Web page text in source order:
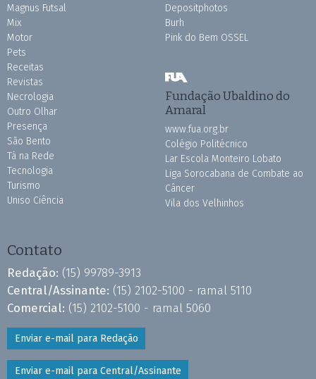
Magnus Futsal
Mix
Motor
Pets
Receitas
Revistas
Necrologia
Outro Olhar
Presença
São Bento
Tá na Rede
Tecnologia
Turismo
Uniso Ciência
Depositphotos
Burh
Pink do Bem OSSEL
Fundação Ubaldino do
Amaral
www.fua.org.br
Colégio Politécnico
Lar Escola Monteiro Lobato
Liga Sorocabana de Combate ao
Câncer
Vila dos Velhinhos
Contato
Redação: (15) 99789-3913
Central/Assinante: (15) 2102-5100 - ramal 5110
Comercial: (15) 2102-5100 - ramal 5060
Enviar e-mail para Redação
Enviar e-mail para Central/Assinante